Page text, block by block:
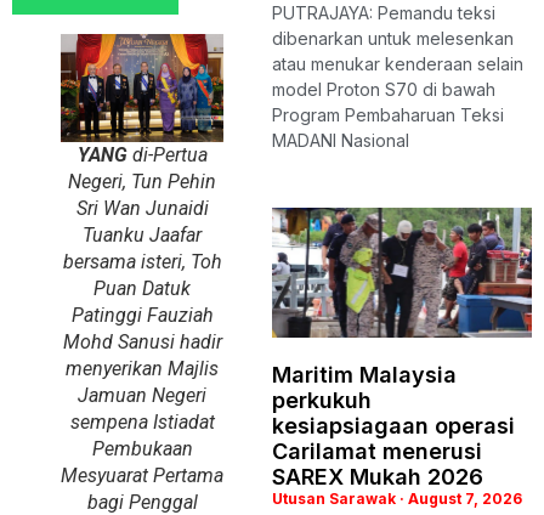
YANG di-Pertua
Negeri, Tun Pehin
Sri Wan Junaidi
Tuanku Jaafar
bersama isteri, Toh
Puan Datuk
Patinggi Fauziah
Mohd Sanusi hadir
menyerikan Majlis
Jamuan Negeri
sempena Istiadat
Pembukaan
Mesyuarat Pertama
bagi Penggal
PUTRAJAYA: Pemandu teksi
dibenarkan untuk melesenkan
atau menukar kenderaan selain
model Proton S70 di bawah
Program Pembaharuan Teksi
MADANI Nasional
Maritim Malaysia
perkukuh
kesiapsiagaan operasi
Carilamat menerusi
SAREX Mukah 2026
Utusan Sarawak August 7, 2026